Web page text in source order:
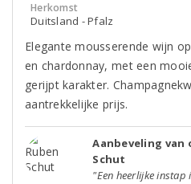
Herkomst
Duitsland - Pfalz
Elegante mousserende wijn
en chardonnay, met een
gerijpt karakter.
aantrekkelijke prijs.
Aanbeveling van
Schut
"Een heerlijke instap